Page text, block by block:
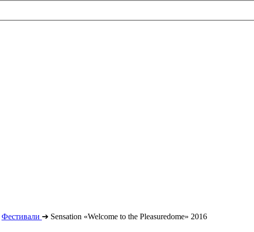
Фестивали ➔ Sensation «Welcome to the Pleasuredome» 2016